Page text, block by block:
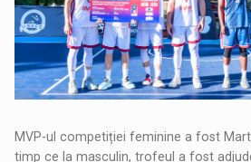
MVP-ul competiției feminine a fost
timp ce la masculin, trofeul a fost